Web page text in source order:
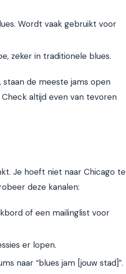
Wordt vaak gebruikt voor
zeker in traditionele blues.
de meeste jams open
altijd even van tevoren
Je hoeft niet naar Chicago te
deze kanalen:
of een mailinglist voor
er lopen.
naar “blues jam [jouw stad]”.